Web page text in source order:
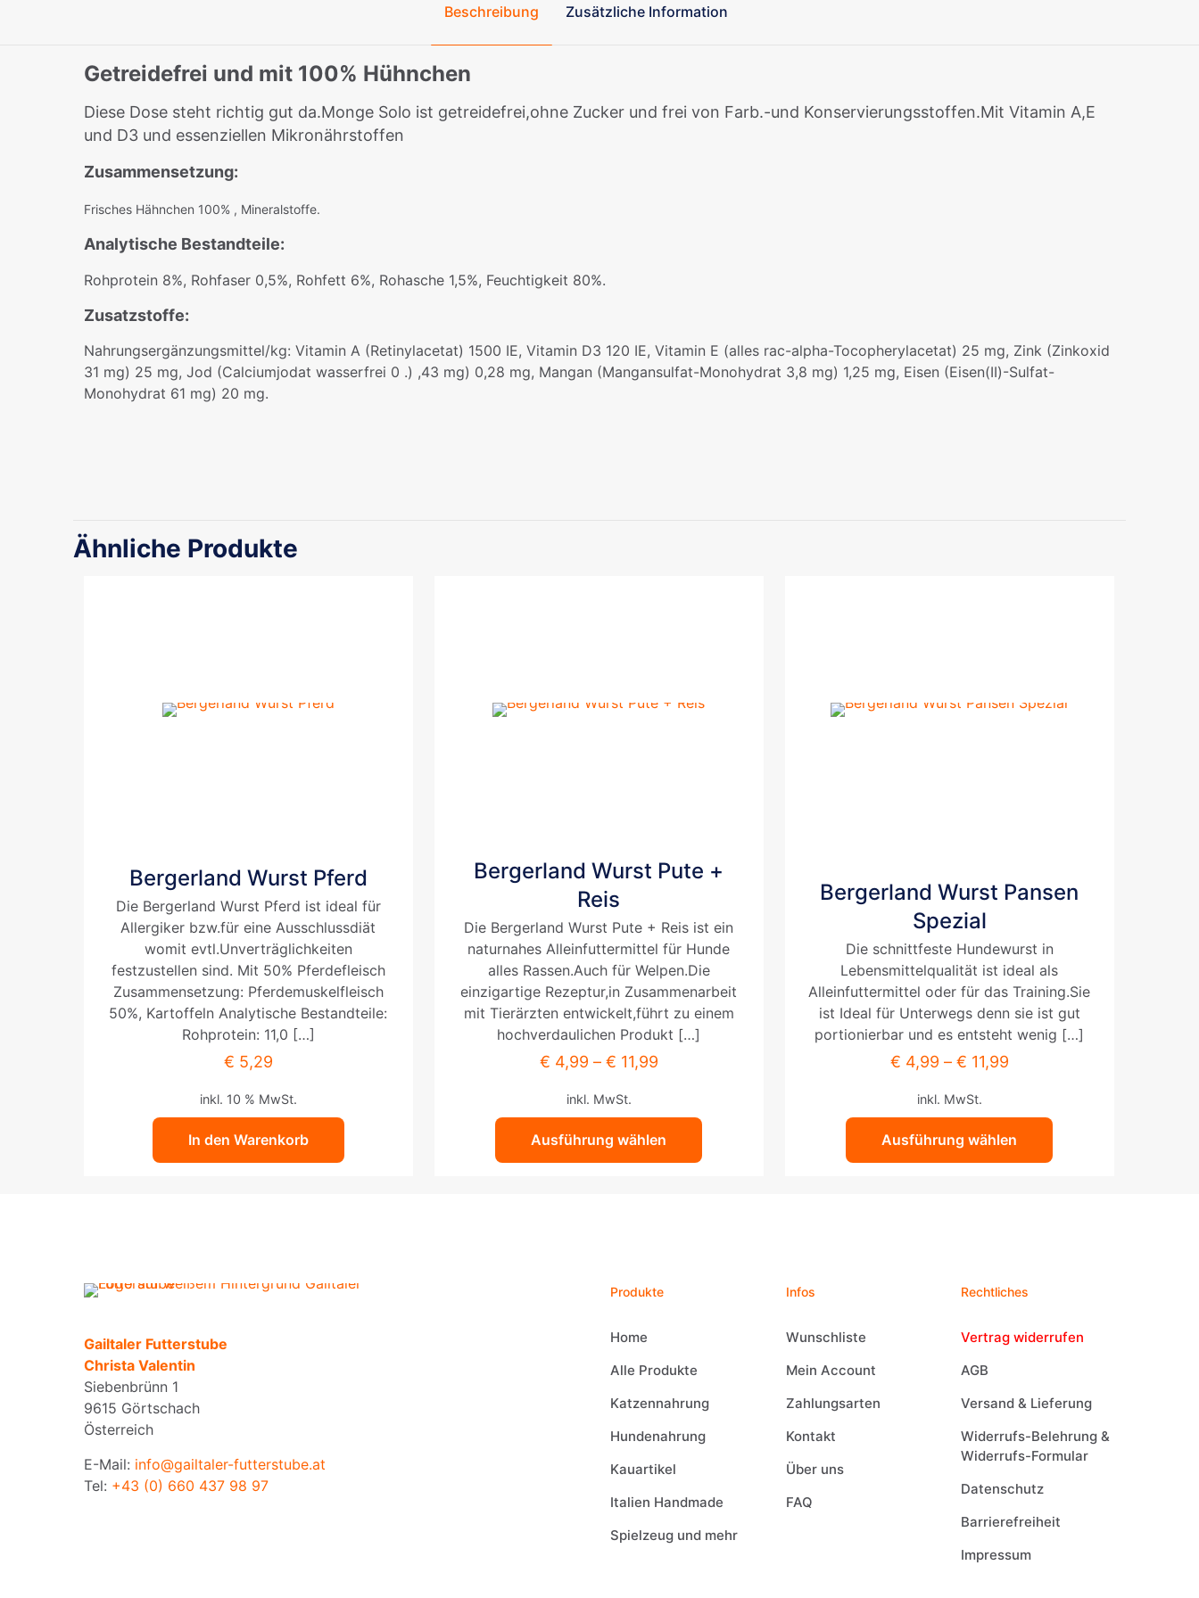
Beschreibung Zusätzliche Information
Getreidefrei und mit 100% Hühnchen
Diese Dose steht richtig gut da.Monge Solo ist getreidefrei,ohne Zucker und frei von Farb.-und Konservierungsstoffen.Mit Vitamin A,E
und D3 und essenziellen Mikronährstoffen
Zusammensetzung:
Frisches Hähnchen 100% , Mineralstoffe.
Analytische Bestandteile:
Rohprotein 8%, Rohfaser 0,5%, Rohfett 6%, Rohasche 1,5%, Feuchtigkeit 80%.
Zusatzstoffe:
Nahrungsergänzungsmittel/kg: Vitamin A (Retinylacetat) 1500 IE, Vitamin D3 120 IE, Vitamin E (alles rac-alpha-Tocopherylacetat) 25 mg, Zink (Zinkoxid
31 mg) 25 mg, Jod (Calciumjodat wasserfrei 0 .) ,43 mg) 0,28 mg, Mangan (Mangansulfat-Monohydrat 3,8 mg) 1,25 mg, Eisen (Eisen(II)-Sulfat-
Monohydrat 61 mg) 20 mg.
Ähnliche Produkte
Bergerland Wurst Pferd
Die Bergerland Wurst Pferd ist ideal für
Allergiker bzw.für eine Ausschlussdiät
womit evtl.Unverträglichkeiten
festzustellen sind. Mit 50% Pferdefleisch
Zusammensetzung: Pferdemuskelfleisch
50%, Kartoffeln Analytische Bestandteile:
Rohprotein: 11,0 […]
€ 5,29
inkl. 10 % MwSt.
In den Warenkorb
Bergerland Wurst Pute +
Reis
Die Bergerland Wurst Pute + Reis ist ein
naturnahes Alleinfuttermittel für Hunde
alles Rassen.Auch für Welpen.Die
einzigartige Rezeptur,in Zusammenarbeit
mit Tierärzten entwickelt,führt zu einem
hochverdaulichen Produkt […]
€ 4,99 – € 11,99
inkl. MwSt.
Ausführung wählen
Dieses
Produkt
weist
mehrere
Varianten
auf.
Die
Optionen
können
auf
Produktseite
werden
Bergerland Wurst Pansen
Spezial
Die schnittfeste Hundewurst in
Lebensmittelqualität ist ideal als
Alleinfuttermittel oder für das Training.Sie
ist Ideal für Unterwegs denn sie ist gut
portionierbar und es entsteht wenig […]
€ 4,99 – € 11,99
inkl. MwSt.
Ausführung wählen
Produkt
weist
mehrere
Varianten
auf.
Die
Optionen
können
auf
Produktseite
werden
Gailtaler Futterstube
Christa Valentin
Siebenbrünn 1
9615 Görtschach
Österreich
E-Mail: info@gailtaler-futterstube.at
Tel: +43 (0) 660 437 98 97
Produkte
Home
Alle Produkte
Katzennahrung
Hundenahrung
Kauartikel
Italien Handmade
Spielzeug und mehr
Infos
Wunschliste
Mein Account
Zahlungsarten
Kontakt
Über uns
FAQ
Rechtliches
Vertrag widerrufen
AGB
Versand & Lieferung
Widerrufs-Belehrung &
Widerrufs-Formular
Datenschutz
Barrierefreiheit
Impressum